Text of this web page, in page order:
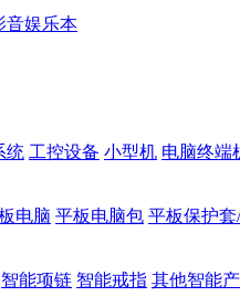
音娱乐本
统 工控设备 小型机 电脑终端
电脑 平板电脑包 平板保护套
智能项链 智能戒指 其他智能